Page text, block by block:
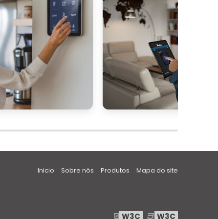
Inicio Sobre nós Produtos Mapa do site
W3C W3C